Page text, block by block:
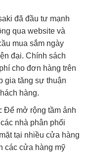
đã đầu tư mạnh
qua website và
mua sắm ngày
đại. Chính sách
cho đơn hàng trên
gia tăng sự thuận
hàng.
Để mở rộng tầm ảnh
nhà phân phối
tại nhiều cửa hàng
các cửa hàng mỹ